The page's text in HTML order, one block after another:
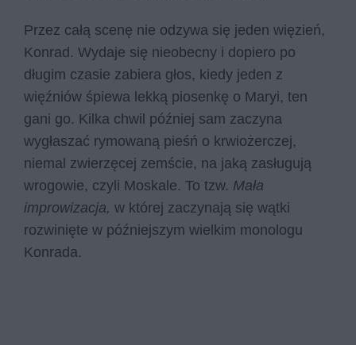
Przez całą scenę nie odzywa się jeden więzień,
Konrad. Wydaje się nieobecny i dopiero po
długim czasie zabiera głos, kiedy jeden z
więźniów śpiewa lekką piosenkę o Maryi, ten
gani go. Kilka chwil później sam zaczyna
wygłaszać rymowaną pieśń o krwiożerczej,
niemal zwierzęcej zemście, na jaką zasługują
wrogowie, czyli Moskale. To tzw. Mała
improwizacja, w której zaczynają się wątki
rozwinięte w późniejszym wielkim monologu
Konrada.